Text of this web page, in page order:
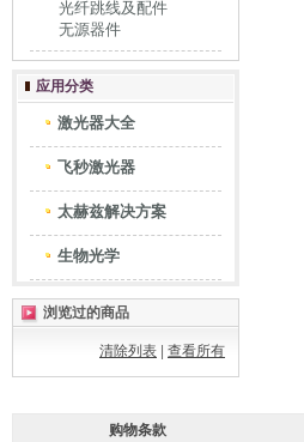
光纤跳线及配件
无源器件
应用分类
激光器大全
飞秒激光器
太赫兹解决方案
生物光学
浏览过的商品
清除列表 查看所有
购物条款